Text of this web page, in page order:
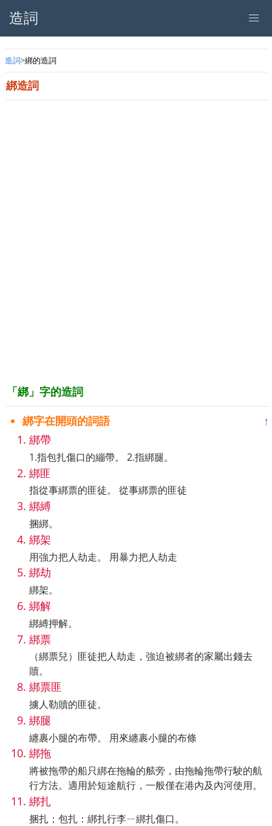
造詞
造詞 綁的造詞
綁造詞
「綁」字的造詞
綁字在開頭的詞語
↑
綁帶
1.指包扎傷口的繃帶。 2.指綁腿。
綁匪
指從事綁票的匪徒。 從事綁票的匪徒
綁縛
捆綁。
綁架
用強力把人劫走。 用暴力把人劫走
綁劫
綁架。
綁解
綁縛押解。
綁票
（綁票兒）匪徒把人劫走，強迫被綁者的家屬出錢去
贖。
綁票匪
擄人勒贖的匪徒。
綁腿
纏裹小腿的布帶。 用來纏裹小腿的布條
綁拖
將被拖帶的船只綁在拖輪的舷旁，由拖輪拖帶行駛的航
行方法。適用於短途航行，一般僅在港內及內河使用。
綁扎
捆扎；包扎：綁扎行李ㄧ綁扎傷口。